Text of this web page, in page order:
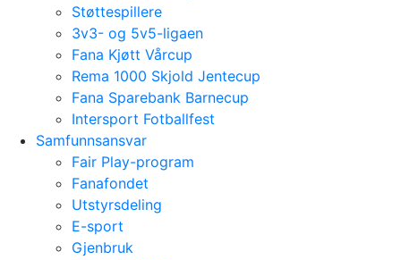
Støttespillere
3v3- og 5v5-ligaen
Fana Kjøtt Vårcup
Rema 1000 Skjold Jentecup
Fana Sparebank Barnecup
Intersport Fotballfest
Samfunnsansvar
Fair Play-program
Fanafondet
Utstyrsdeling
E-sport
Gjenbruk